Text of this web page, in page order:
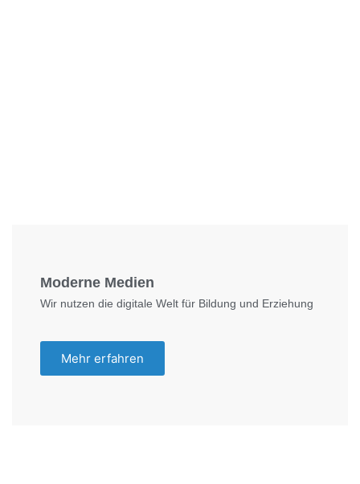
Moderne Medien
Wir nutzen die digitale Welt für Bildung und Erziehung
Mehr erfahren